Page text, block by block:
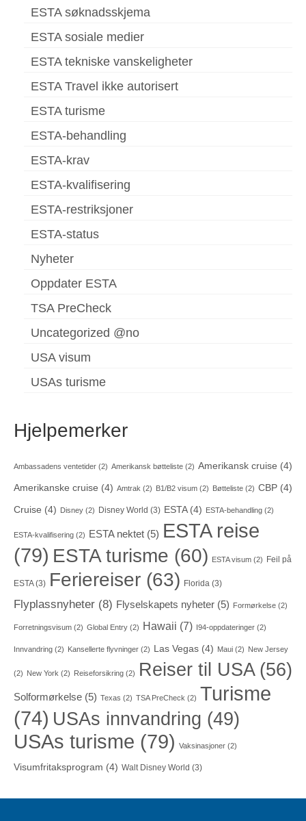
ESTA søknadsskjema
ESTA sosiale medier
ESTA tekniske vanskeligheter
ESTA Travel ikke autorisert
ESTA turisme
ESTA-behandling
ESTA-krav
ESTA-kvalifisering
ESTA-restriksjoner
ESTA-status
Nyheter
Oppdater ESTA
TSA PreCheck
Uncategorized @no
USA visum
USAs turisme
Hjelpemerker
Ambassadens ventetider (2) Amerikansk bøtteliste (2) Amerikansk cruise (4)
Amerikanske cruise (4) Amtrak (2) B1/B2 visum (2) Bøtteliste (2) CBP (4)
Cruise (4) Disney (2) Disney World (3) ESTA(4) ESTA-behandling (2)
ESTA-kvalifisering (2) ESTA nektet (5) ESTA reise
(79) ESTA turisme (60) ESTA visum (2) Feil på
ESTA(3) Feriereiser (63) Florida (3)
Flyplassnyheter (8) Flyselskapets nyheter (5) Formørkelse (2)
Forretningsvisum (2) Global Entry (2) Hawaii (7) I94-oppdateringer (2)
Innvandring (2) Kansellerte flyvninger (2) Las Vegas (4) Maui (2) New Jersey
(2) New York (2) Reiseforsikring (2) Reiser til USA(56)
Solformørkelse (5) Texas (2) TSA PreCheck (2) Turisme
(74) USAs innvandring (49)
USAs turisme (79) Vaksinasjoner (2)
Visumfritaksprogram (4) Walt Disney World (3)